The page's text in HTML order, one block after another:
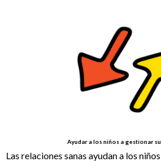
Ayudar a los niños a gestionar
Las relaciones sanas ayudan a los